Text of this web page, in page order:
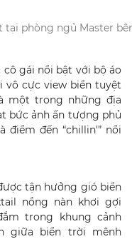
phòng ngủ Master
gái nổi bật với bộ áo
cực view biển tuyệt
một trong những địa
bức ảnh ấn tượng phủ
điểm đến “chillin'” nổi
tận hưởng gió biển
nồng nàn khơi gợi
trong khung cảnh
giữa biển trời mênh